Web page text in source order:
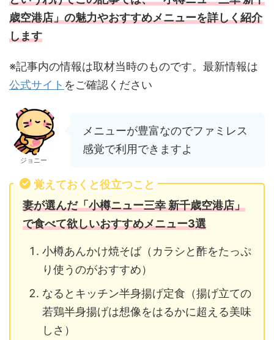
歳空港店」の魅力やおすすめメニューを詳しく紹介
します
※記事内の情報は取材当時のものです。最新情報は
公式サイト をご確認ください
ジョニー
メニューが豊富なのでファミレス
感覚で利用できますよ
覚えておくと役立つこと
妻が選んだ「小樽ニュー三幸 新千歳空港店」
で食べて欲しいおすすめメニュー3選
小樽あんかけ焼そば（カラシと酢をたっぷ
り使うのがおすすめ）
なるとキッチン半身揚げ定食（揚げ立ての
若鶏半身揚げは想像をはるかに超える美味
しさ）